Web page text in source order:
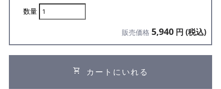
数量
販売価格 5,940 円 (税込)
shopping_cart カートにいれる